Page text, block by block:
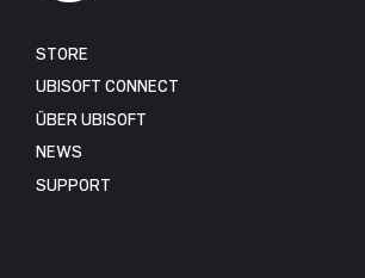
STORE
UBISOFT CONNECT
ÜBER UBISOFT
NEWS
SUPPORT